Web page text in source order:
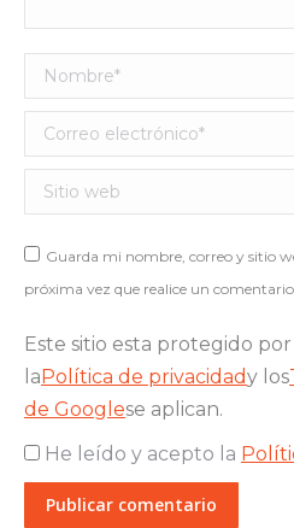
Nombre *
Correo electrónico *
Sitio web
Guarda mi nombre, correo y sitio
próxima vez que realice un
Este sitio esta protegido por
laPolítica de privacidady los
de Googlese aplican.
He leído y acepto la
Publicar comentario